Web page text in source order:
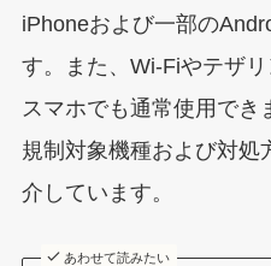
iPhoneおよび一部の
す。また、Wi-Fiやテザ
スマホでも通常使用でき
規制対象機種および対処
介しています。
あわせて読みたい